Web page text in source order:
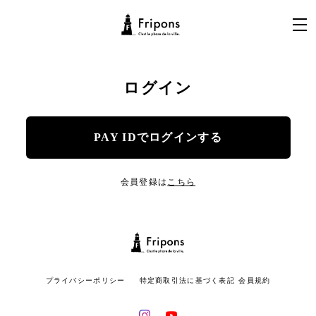
ログイン
PAY IDでログインする
会員登録は こちら
プライバシーポリシー 特定商取引法に基づく表記 会員規約